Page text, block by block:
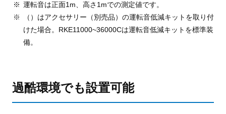
運転音は正面1m、高さ1mでの測定値です。
（）はアクセサリー（別売品）の運転音低減キットを取り付
けた場合。RKE11000~36000Cは運転音低減キットを標準装
備。
過酷環境でも設置可能